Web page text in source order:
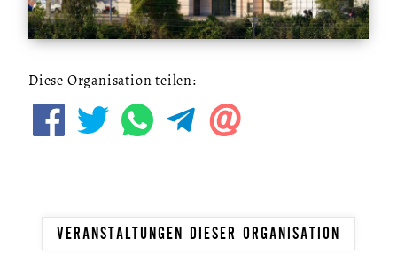
Diese Organisation teilen:
VERANSTALTUNGEN DIESER ORGANISATION